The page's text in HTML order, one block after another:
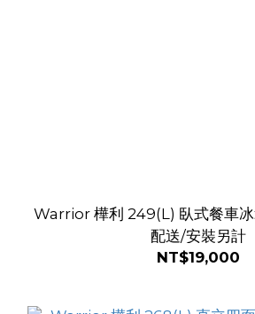
Warrior 樺利 249(L) 臥式餐車
配送/安裝另計
NT$19,000